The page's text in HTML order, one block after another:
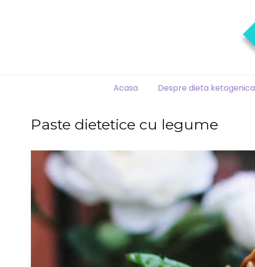
Acasa Despre dieta ketogenica
Paste dietetice cu legume